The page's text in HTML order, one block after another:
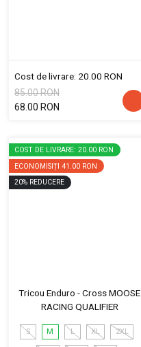
Cost de livrare: 20.00 RON
85.00 RON
68.00 RON
COST DE LIVRARE: 20.00 RON
ECONOMISIȚI 41.00 RON
20% REDUCERE
Tricou Enduro - Cross MOOSE
RACING QUALIFIER
S M L XL 2XL